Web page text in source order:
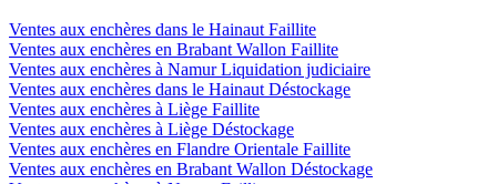
Ventes aux enchères dans le Hainaut Faillite
Ventes aux enchères en Brabant Wallon Faillite
Ventes aux enchères à Namur Liquidation judiciaire
Ventes aux enchères dans le Hainaut Déstockage
Ventes aux enchères à Liège Faillite
Ventes aux enchères à Liège Déstockage
Ventes aux enchères en Flandre Orientale Faillite
Ventes aux enchères en Brabant Wallon Déstockage